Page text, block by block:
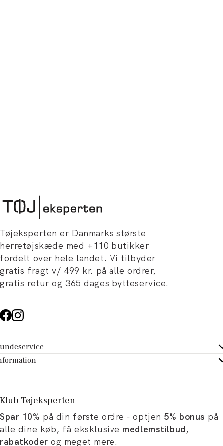
Tøjeksperten er Danmarks største
herretøjskæde med +110 butikker
fordelt over hele landet. Vi tilbyder
gratis fragt v/ 499 kr. på alle ordrer,
gratis retur og 365 dages bytteservice.
- Hjælpecenter
dit køb
Tøjeksperten
og artikler
og karriere
Klub Tøjeksperten
Spar 10% på din første ordre - optjen 5% bonus på
alle dine køb, få eksklusive medlemstilbud,
rabatkoder og meget mere.